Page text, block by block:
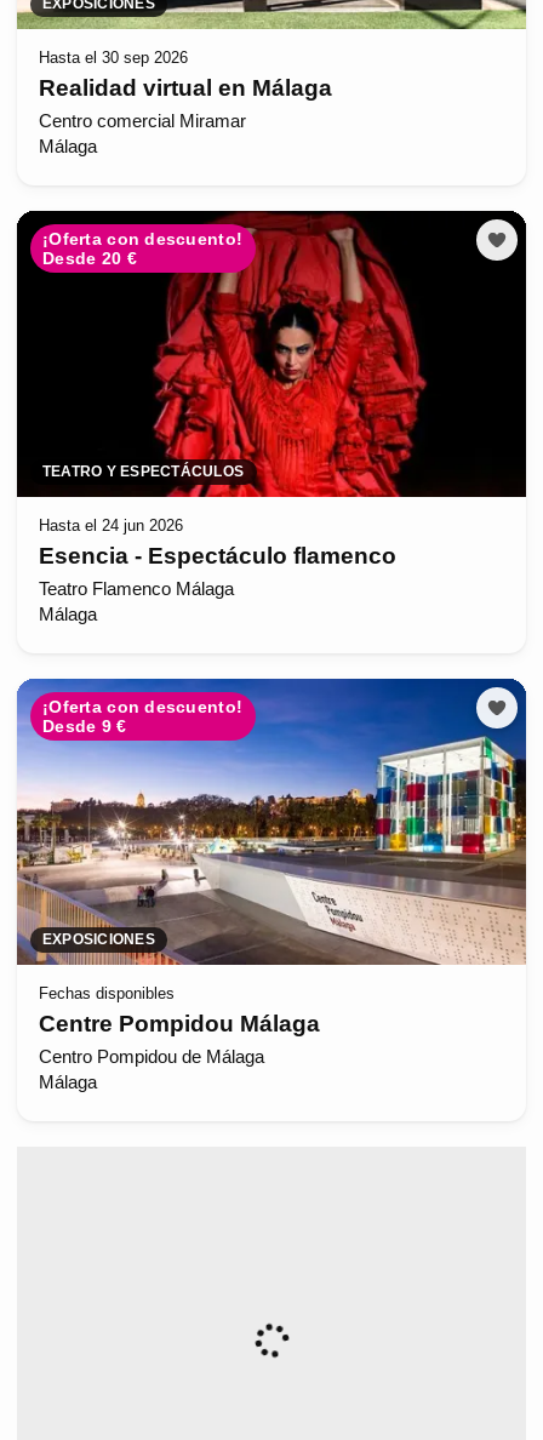
EXPOSICIONES
Hasta el 30 sep 2026
Realidad virtual en Málaga
Centro comercial Miramar
Málaga
¡Oferta con descuento!
Desde 20 €
TEATRO Y ESPECTÁCULOS
Hasta el 24 jun 2026
Esencia - Espectáculo flamenco
Teatro Flamenco Málaga
Málaga
¡Oferta con descuento!
Desde 9 €
EXPOSICIONES
Fechas disponibles
Centre Pompidou Málaga
Centro Pompidou de Málaga
Málaga